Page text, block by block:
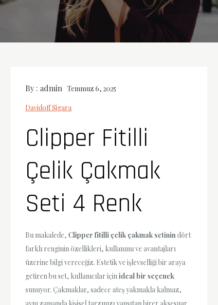
By : admin Temmuz 6, 2025
Davidoff Sigara
Clipper Fitilli
Çelik Çakmak
Seti 4 Renk
Bu makalede, Clipper fitilli çelik çakmak setinindört
farklı renginin özellikleri, kullanımı ve avantajları
üzerine bilgi vereceğiz. Estetik ve işlevselliği bir araya
getiren bu set, kullanıcılar içinideal bir seçenek
sunuyor. Çakmaklar, sadece ateş yakmakla kalmaz,